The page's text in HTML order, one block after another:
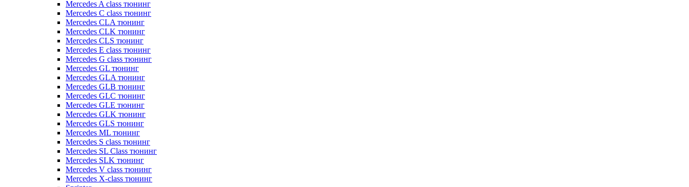
Mercedes A class тюнинг
Mercedes C class тюнинг
Mercedes CLA тюнинг
Mercedes CLK тюнинг
Mercedes CLS тюнинг
Mercedes E class тюнинг
Mercedes G class тюнинг
Mercedes GL тюнинг
Mercedes GLA тюнинг
Mercedes GLB тюнинг
Mercedes GLC тюнинг
Mercedes GLE тюнинг
Mercedes GLK тюнинг
Mercedes GLS тюнинг
Mercedes ML тюнинг
Mercedes S class тюнинг
Mercedes SL Class тюнинг
Mercedes SLK тюнинг
Mercedes V class тюнинг
Mercedes X-class тюнинг